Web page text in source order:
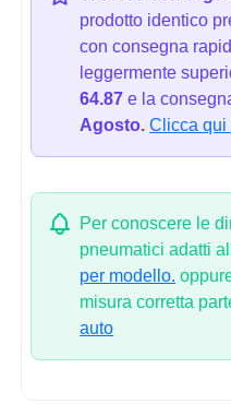
prodotto identico
con consegna
leggermente
64.87 e la
Agosto. Clicca qui
Per conoscere le
pneumatici adatti
per modello.
misura corretta
auto